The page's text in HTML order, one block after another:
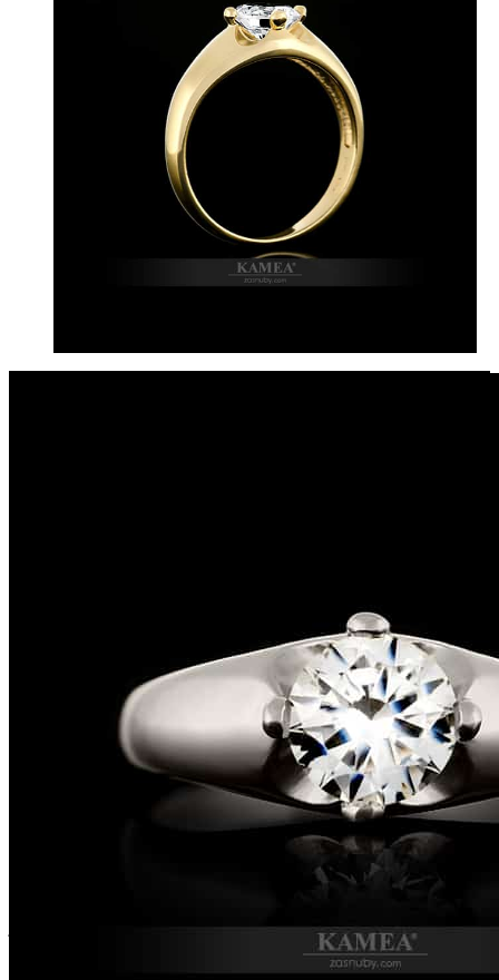
Zlaté Dámske & Zásnubné prstene Classic collection
možnosť výroby v 18-karátovom prevedení zlata
Diamant
certifikovaný gemologickou spol. GIA., Inbar
Diamond center
1
Zásnubný prsteň zo 14-karátového/18-karátového zlata, osadený
Diamantom o priemere 5 mm s certifikátom 0.500ct. Možnosť
vyhotovenia v žiarivom bielom zlate, klasickom žltom zlate alebo
romantickom ružovom/červenom zlate aj v zlacnenej zirkónovej
Model šperku je možné v našej zlatníckej dielni s 27-ročnou
tradíciou upraviť na požadovanú veľkosť. Prípadne si môžete model
jedinečný originálny šperk na vaše želanie.
Každý šperk z našej zlatníckej dielne prechádza Puncovou